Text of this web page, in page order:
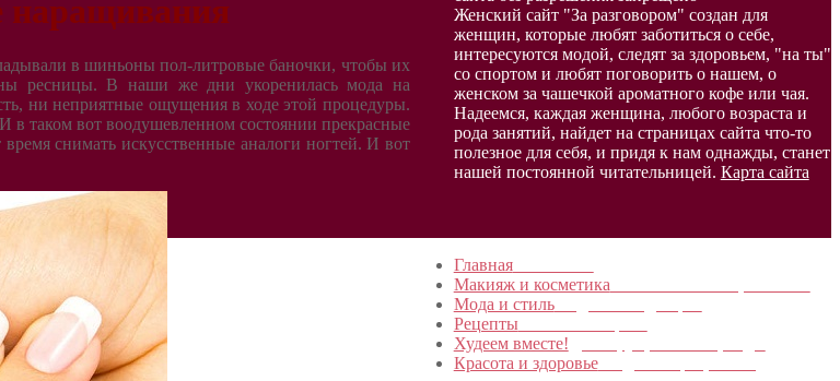
наращивания
в шиньоны пол-литровые баночки, чтобы их
ресницы. В наши же дни укоренилась мода на
ни неприятные ощущения в ходе этой процедуры.
таком вот воодушевленном состоянии прекрасные
снимать искусственные аналоги ногтей. И вот
Женский сайт "За разговором" создан для
женщин, которые любят заботиться о себе,
интересуются модой, следят за здоровьем, "на ты"
со спортом и любят поговорить о нашем, о
женском за чашечкой ароматного кофе или чая.
Надеемся, каждая женщина, любого возраста и
рода занятий, найдет на страницах сайта что-то
полезное для себя, и придя к нам однажды, станет
нашей постоянной читательницей. Карта сайта
Главнаяв начало…
Макияж и косметика
Мода и стильМодные тенденции
РецептыПошагово с фото
Худеем вместе!
Красота и здоровьеУход за лицом, телом,